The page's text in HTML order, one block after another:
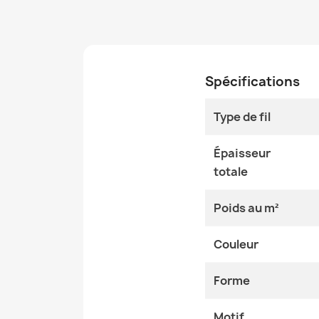
Spécifications
Type de fil
Épaisseur
totale
Poids au m²
Couleur
Forme